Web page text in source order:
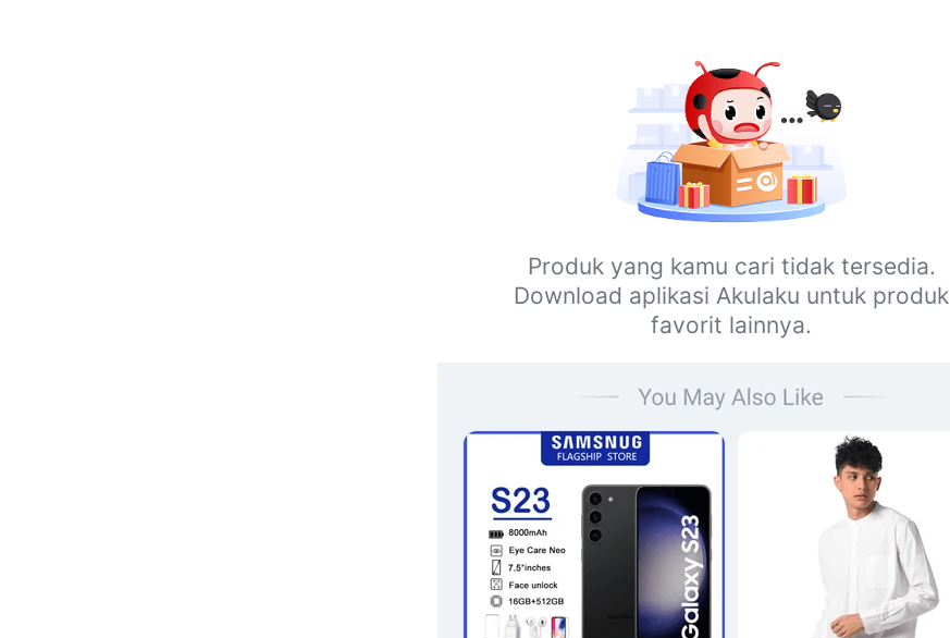
Produk yang kamu cari tidak tersedia.
Download aplikasi Akulaku untuk produk
favorit lainnya.